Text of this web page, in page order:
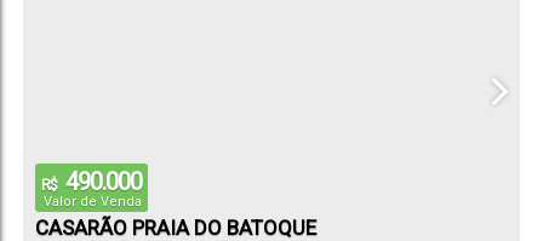
R$ 490.000
Valor de Venda
CASARÃO PRAIA DO BATOQUE